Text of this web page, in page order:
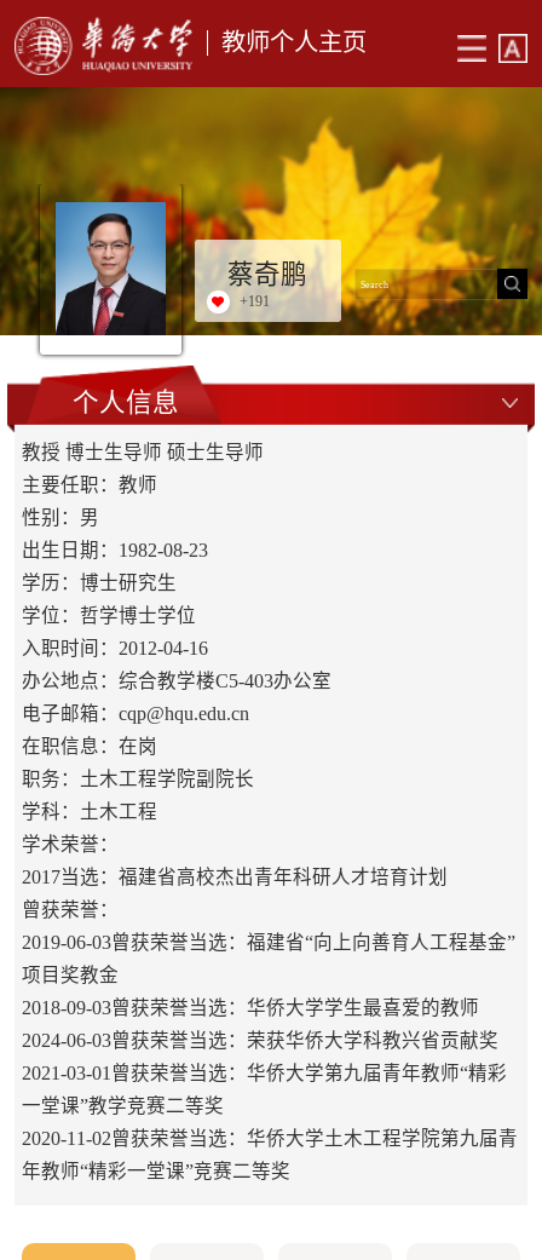
教师个人主页
蔡奇鹏
+191
个人信息
教授 博士生导师 硕士生导师
主要任职：教师
性别：男
出生日期：1982-08-23
学历：博士研究生
学位：哲学博士学位
入职时间：2012-04-16
办公地点：综合教学楼C5-403办公室
电子邮箱： cqp@hqu.edu.cn
在职信息：在岗
职务：土木工程学院副院长
学科：土木工程
学术荣誉：
2017当选：福建省高校杰出青年科研人才培育计划
曾获荣誉：
2019-06-03曾获荣誉当选：福建省“向上向善育人工程基金”
项目奖教金
2018-09-03曾获荣誉当选：华侨大学学生最喜爱的教师
2024-06-03曾获荣誉当选：荣获华侨大学科教兴省贡献奖
2021-03-01曾获荣誉当选：华侨大学第九届青年教师“精彩
一堂课”教学竞赛二等奖
2020-11-02曾获荣誉当选：华侨大学土木工程学院第九届青
年教师“精彩一堂课”竞赛二等奖